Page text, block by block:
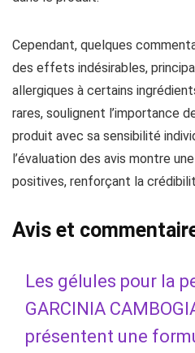
Cependant, quelques
des effets indésirables,
allergiques à certains
rares, soulignent l’importance
produit avec sa sensibilité
l’évaluation des avis montre
positives, renforçant la
Avis et
Les gélules pour la
GARCINIA
présentent une